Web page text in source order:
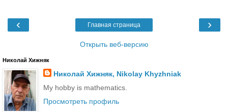
‹ ›
Главная страница
Открыть веб-версию
Николай Хижняк
Николай Хижняк, Nikolay Khyzhniak
My hobby is mathematics.
Просмотреть профиль